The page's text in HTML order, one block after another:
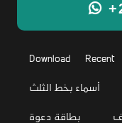
Download Recent
أسماء بخط الثلث
بطاقة دعوة